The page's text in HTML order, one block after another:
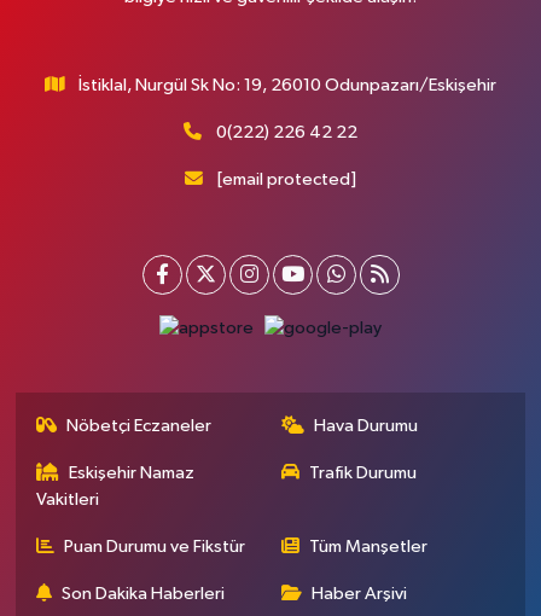
İstiklal, Nurgül Sk No: 19, 26010 Odunpazarı/Eskişehir
0(222) 226 42 22
[email protected]
Nöbetçi Eczaneler Hava Durumu
Eskişehir Namaz
Vakitleri
Trafik Durumu
Puan Durumu ve Fikstür Tüm Manşetler
Son Dakika Haberleri Haber Arşivi